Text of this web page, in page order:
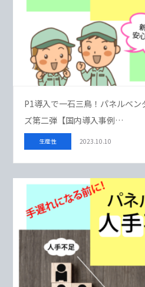
P1導入で一石三鳥！パネルベ
ズ第二弾【国内導入事例…
生産性 2023.10.10